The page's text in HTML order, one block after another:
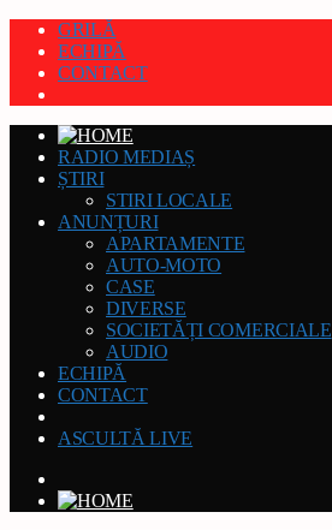
GRILĂ
ECHIPĂ
CONTACT
RADIO MEDIAȘ
ȘTIRI
STIRI LOCALE
ANUNȚURI
APARTAMENTE
AUTO-MOTO
CASE
DIVERSE
SOCIETĂȚI COMERCIALE
AUDIO
ECHIPĂ
CONTACT
ASCULTĂ LIVE